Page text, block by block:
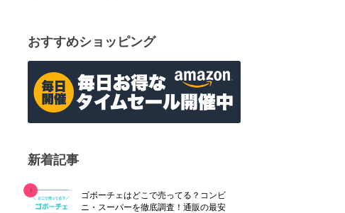
おすすめショッピング
新着記事
ゴボーチェはどこで売ってる？コンビ
ニ・スーパーを徹底調査！通販の最安